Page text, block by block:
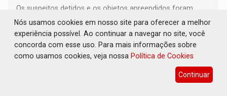
Os suspeitos detidos e os objetos apreendidos foram
encaminhados à autoridade policial para adoção das
medidas legais cabíveis
Nós usamos cookies em nosso site para oferecer a melhor
experiência possível. Ao continuar a navegar no site, você
concorda com esse uso. Para mais informações sobre
como usamos cookies, veja nossa Política de Cookies
Continuar